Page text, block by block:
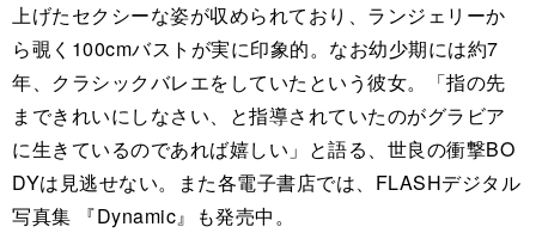
上げたセクシーな姿が収められており、ランジェリーか
ら覗く100cmバストが実に印象的。なお幼少期には約7
年、クラシックバレエをしていたという彼女。「指の先
まできれいにしなさい、と指導されていたのがグラビア
に生きているのであれば嬉しい」と語る、世良の衝撃BO
DYは見逃せない。また各電子書店では、FLASHデジタル
写真集 『Dynamic』も発売中。